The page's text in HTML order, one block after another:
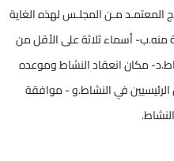
المعتمـد مـن المجلـس لهذه الغاية
منه.ب- أسماء ثلاثة على الأقل من
مكان انعقاد النشاط وموعده
الرئيسيين في النشاط.و - موافقة